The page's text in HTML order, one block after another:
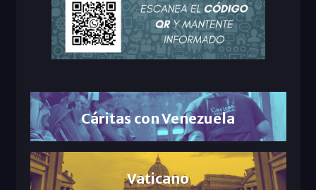
Cáritas con Venezuela
Vaticano